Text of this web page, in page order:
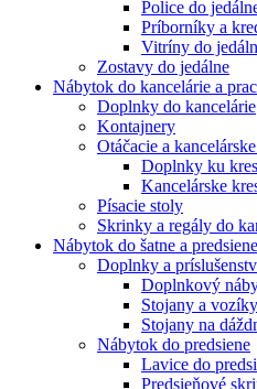
Police do
Príborníky a
Vitríny do
Zostavy do jedálne
Nábytok do kancelárie a
Doplnky do kancelárie
Kontajnery
Otáčacie a
Doplnky ku
Kancelárske
Písacie stoly
Skrinky a regály do
Nábytok do šatne a predsiene
Doplnky a
Doplnkový
Stojany a
Stojany na
Nábytok do predsiene
Lavice do
Predsieňové